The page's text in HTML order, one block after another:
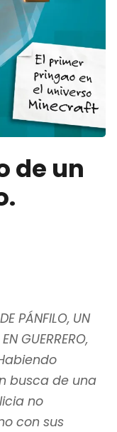
de un
PÁNFILO, UN
GUERRERO,
Habiendo
busca de una
no
con sus